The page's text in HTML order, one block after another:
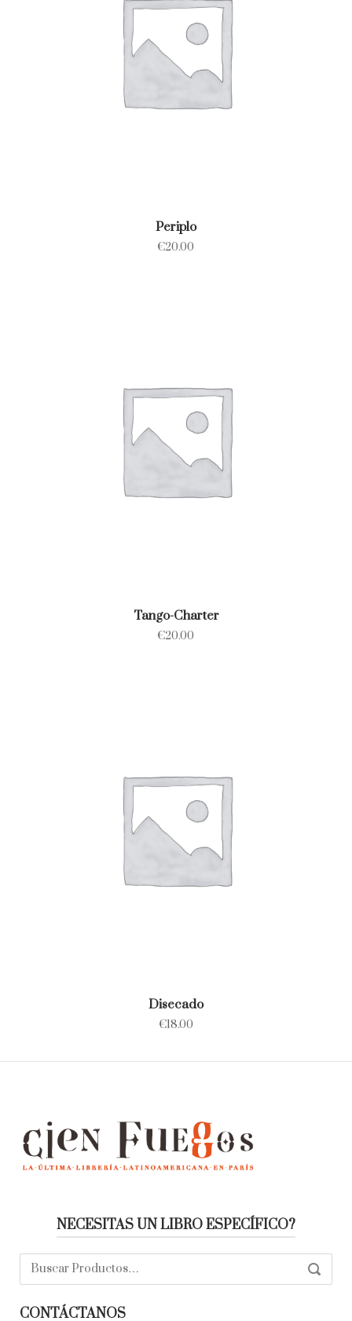
Periplo
€20.00
Tango-Charter
€20.00
Disecado
€18.00
NECESITAS UN LIBRO ESPECÍFICO?
Buscar:
CONTÁCTANOS